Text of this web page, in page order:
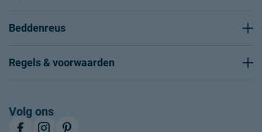
Beddenreus
Regels & voorwaarden
Volg ons